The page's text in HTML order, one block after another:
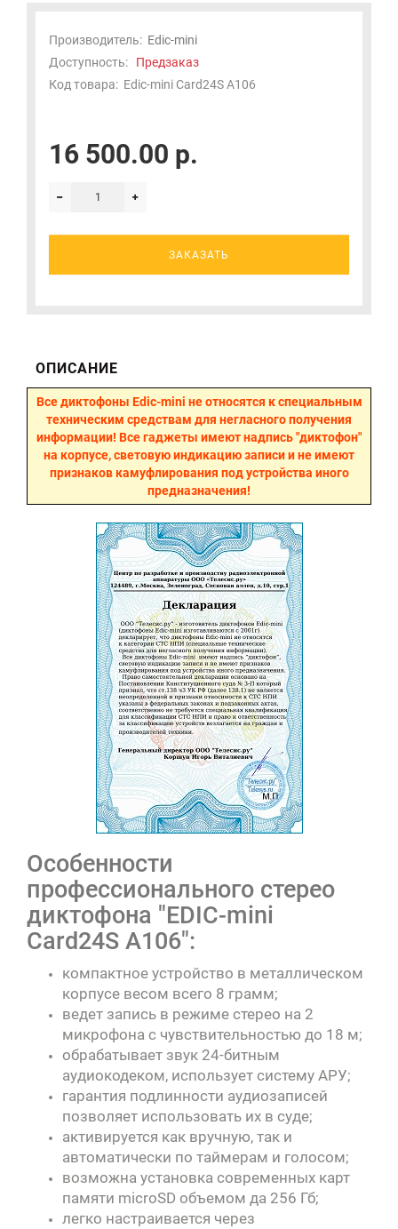
Производитель: Edic-mini
Доступность: Предзаказ
Код товара: Edic-mini Card24S A106
16 500.00 р.
ЗАКАЗАТЬ
ОПИСАНИЕ
Все диктофоны Edic-mini не относятся к специальным
техническим средствам для негласного получения
информации! Все гаджеты имеют надпись "диктофон"
на корпусе, световую индикацию записи и не имеют
признаков камуфлирования под устройства иного
предназначения!
Особенности
профессионального стерео
диктофона "EDIC-mini
Card24S A106":
компактное устройство в металлическом
корпусе весом всего 8 грамм;
ведет запись в режиме стерео на 2
микрофона с чувствительностью до 18 м;
обрабатывает звук 24-битным
аудиокодеком, использует систему АРУ;
гарантия подлинности аудиозаписей
позволяет использовать их в суде;
активируется как вручную, так и
автоматически по таймерам и голосом;
возможна установка современных карт
памяти microSD объемом да 256 Гб;
легко настраивается через